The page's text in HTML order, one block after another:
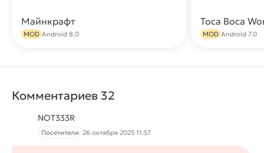
Майнкрафт
MOD Android 8.0
Toca Boca
MOD Android 7.0
Комментариев 32
NOT333R
Посетители 26 октября 2025 11:57